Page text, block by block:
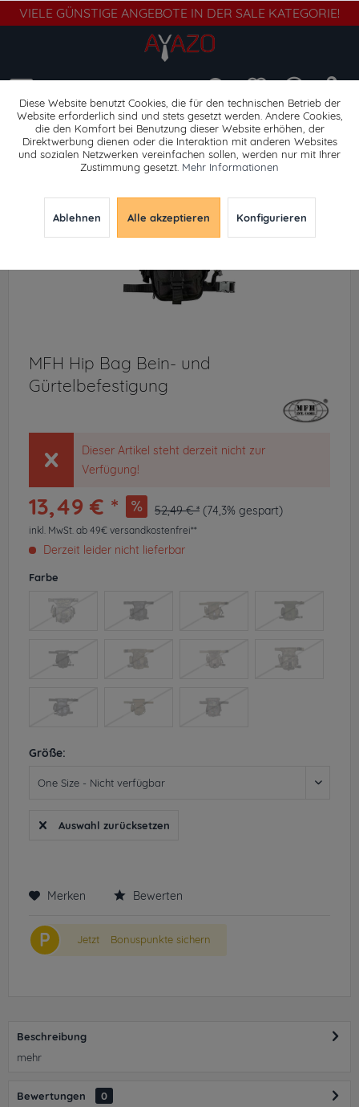
VIELE GÜNSTIGE ANGEBOTE IN DER SALE KATEGORIE!
Umhängetaschen
MFH Hip Bag Bein- und
Gürtelbefestigung
Dieser Artikel steht derzeit nicht zur
Verfügung!
13,49 € * 52,49 € * (74,3% gespart)
inkl. MwSt. ab 49€ versandkostenfrei**
Derzeit leider nicht lieferbar
Farbe
Größe:
Auswahl zurücksetzen
Merken Bewerten
P Jetzt Bonuspunkte sichern
Beschreibung
mehr
Bewertungen
0
Diese Website benutzt Cookies, die für den technischen Betrieb der
Website erforderlich sind und stets gesetzt werden. Andere Cookies,
die den Komfort bei Benutzung dieser Website erhöhen, der
Direktwerbung dienen oder die Interaktion mit anderen Websites
und sozialen Netzwerken vereinfachen sollen, werden nur mit Ihrer
Zustimmung gesetzt. Mehr Informationen
Ablehnen Alle akzeptieren Konfigurieren